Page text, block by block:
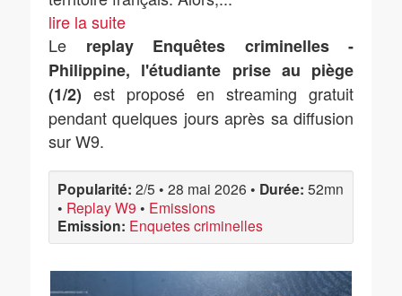
lire la suite
Le replay Enquêtes criminelles -
Philippine, l'étudiante prise au piège
(1/2) est proposé en streaming gratuit
pendant quelques jours après sa diffusion
sur W9.
Popularité: 2/5 • 28 mai 2026 • Durée: 52mn
• Replay W9 • Emissions
Emission: Enquetes criminelles